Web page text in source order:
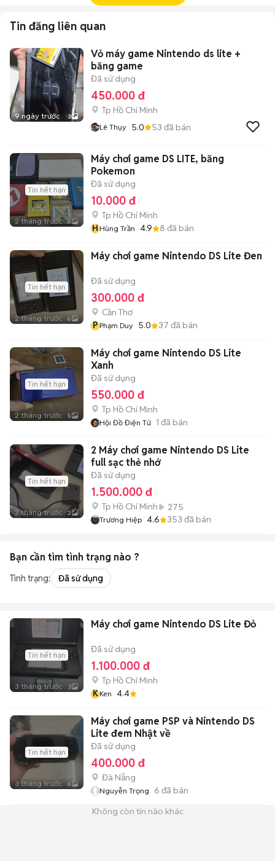
Tin đăng liên quan
9 ngày trước 3
Vỏ máy game Nintendo ds lite +
băng game
Đã sử dụng
450.000 đ
Tp Hồ Chí Minh
Lê Thụy 5.0 53 đã bán
Tin hết hạn
2 tháng trước 6
Máy chơi game DS LITE, băng
Pokemon
Đã sử dụng
10.000 đ
Tp Hồ Chí Minh
HHùng Trần 4.9 8 đã bán
Tin hết hạn
2 tháng trước 6
Máy chơi game Nintendo DS Lite Đen
Đã sử dụng
300.000 đ
Cần Thơ
P Phạm Duy 5.0 37 đã bán
Tin hết hạn
2 tháng trước 5
Máy chơi game Nintendo DS Lite
Xanh
Đã sử dụng
550.000 đ
Tp Hồ Chí Minh
Hội Đồ Điện Tử 1 đã bán
Tin hết hạn
2 tháng trước 2
2 Máy chơi game Nintendo DS Lite
full sạc thẻ nhớ
Đã sử dụng
1.500.000 đ
Tp Hồ Chí Minh 275
Trương Hiệp 4.6 353 đã bán
Bạn cần tìm tình trạng nào ?
Tình trạng: Đã sử dụng
Tin hết hạn
3 tháng trước 3
Máy chơi game Nintendo DS Lite Đỏ
Đã sử dụng
1.100.000 đ
Tp Hồ Chí Minh
KKen 4.4
Tin hết hạn
3 tháng trước 6
Máy chơi game PSP và Nintendo DS
Lite đem Nhật về
Đã sử dụng
400.000 đ
Đà Nẵng
Nguyễn Trọng 6 đã bán
Không còn tin nào khác